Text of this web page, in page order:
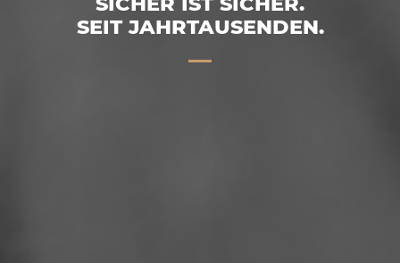
SEIT JAHRTAUSENDEN.